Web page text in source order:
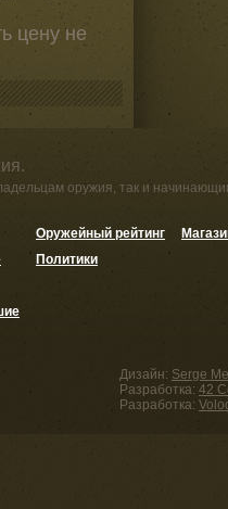
цену не
оружия, так и
Оружейный рейтинг
Политики
Дизайн: Serge
Разработка: 42
Разработка: